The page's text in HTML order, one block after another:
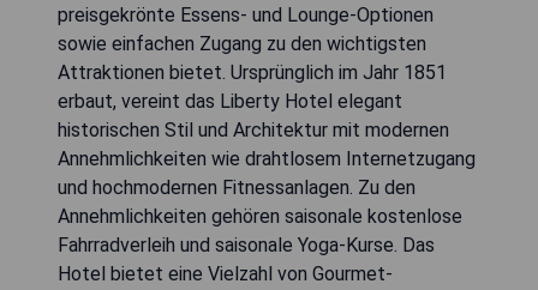
preisgekrönte Essens- und Lounge-Optionen
sowie einfachen Zugang zu den wichtigsten
Attraktionen bietet. Ursprünglich im Jahr 1851
erbaut, vereint das Liberty Hotel elegant
historischen Stil und Architektur mit modernen
Annehmlichkeiten wie drahtlosem Internetzugang
und hochmodernen Fitnessanlagen. Zu den
Annehmlichkeiten gehören saisonale kostenlose
Fahrradverleih und saisonale Yoga-Kurse. Das
Hotel bietet eine Vielzahl von Gourmet-